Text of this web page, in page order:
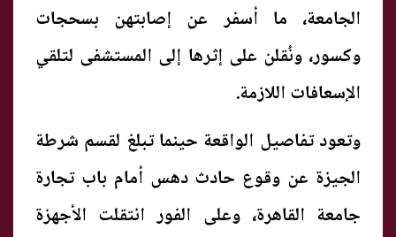
الجامعة، ما أسفر عن إصابتهن بسحجات
وكسور، ونُقلن على إثرها إلى المستشفى لتلقي
الإسعافات اللازمة.
وتعود تفاصيل الواقعة حينما تبلغ لقسم شرطة
الجيزة عن وقوع حادث دهس أمام باب تجارة
جامعة القاهرة، وعلى الفور انتقلت الأجهزة